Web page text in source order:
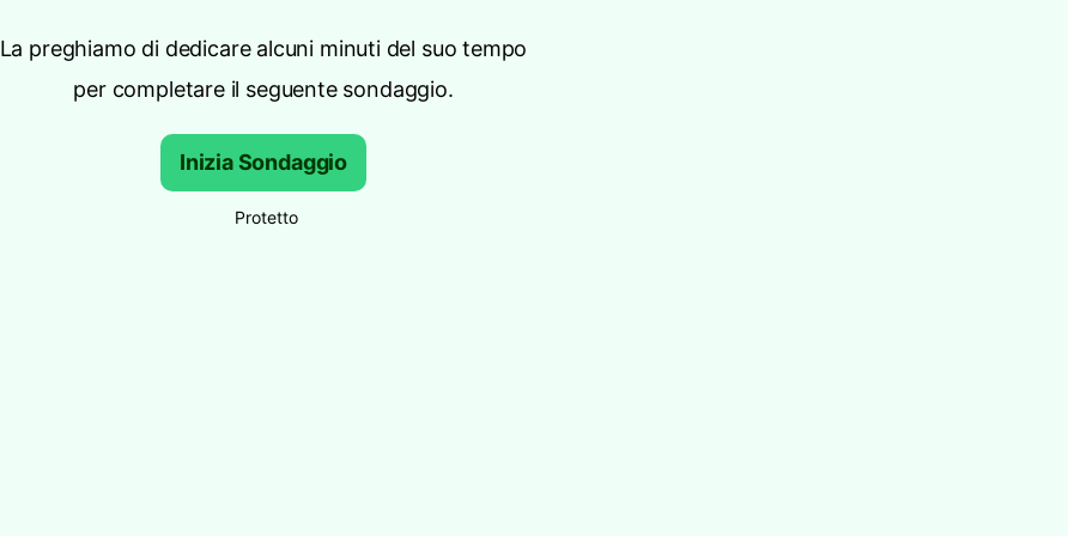
La preghiamo di dedicare alcuni minuti del suo tempo
per completare il seguente sondaggio.
Inizia Sondaggio
Protetto